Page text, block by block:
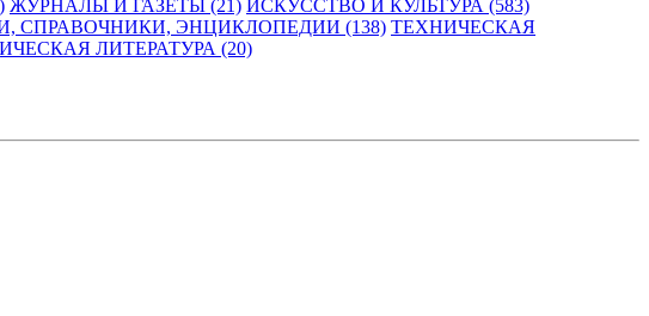
ЖУРНАЛЫ И ГАЗЕТЫ (21) ИСКУССТВО И КУЛЬТУРА (583)
СПРАВОЧНИКИ, ЭНЦИКЛОПЕДИИ (138) ТЕХНИЧЕСКАЯ
ЛИТЕРАТУРА (20)